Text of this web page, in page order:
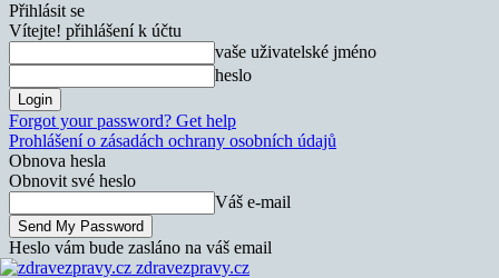
Přihlásit se
Vítejte! přihlášení k účtu
vaše uživatelské jméno
heslo
Forgot your password? Get help
Prohlášení o zásadách ochrany osobních údajů
Obnova hesla
Obnovit své heslo
Váš e-mail
Heslo vám bude zasláno na váš email
zdravezpravy.cz